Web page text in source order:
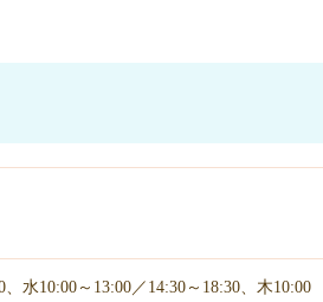
水10:00～13:00／14:30～18:30、木10:00